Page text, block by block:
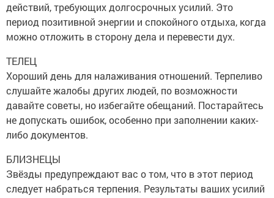
действий, требующих долгосрочных усилий. Это
период позитивной энергии и спокойного отдыха, когда
можно отложить в сторону дела и перевести дух.
ТЕЛЕЦ
Хороший день для налаживания отношений. Терпеливо
слушайте жалобы других людей, по возможности
давайте советы, но избегайте обещаний. Постарайтесь
не допускать ошибок, особенно при заполнении каких-
либо документов.
БЛИЗНЕЦЫ
Звёзды предупреждают вас о том, что в этот период
следует набраться терпения. Результаты ваших усилий